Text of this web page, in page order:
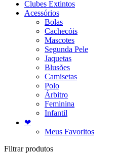
Clubes Extintos
Acessórios
Bolas
Cachecóis
Mascotes
Segunda Pele
Jaquetas
Blusões
Camisetas
Polo
Árbitro
Feminina
Infantil
❤
Meus Favoritos
Filtrar produtos